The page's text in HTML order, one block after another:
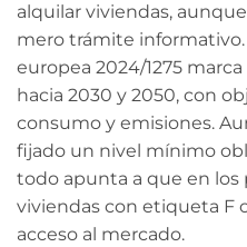
alquilar viviendas,
mero trámite
europea 2024/1275
hacia 2030 y 2050, con
consumo y emisiones.
fijado un nivel mínimo
todo apunta a que en los
viviendas con etiqueta F
acceso al mercado.